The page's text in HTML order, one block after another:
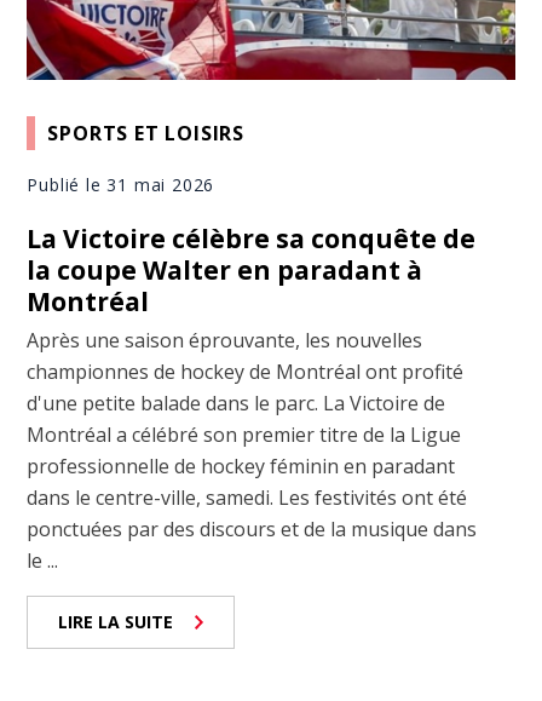
SPORTS ET LOISIRS
Publié le 31 mai 2026
La Victoire célèbre sa conquête de
la coupe Walter en paradant à
Montréal
Après une saison éprouvante, les nouvelles
championnes de hockey de Montréal ont profité
d'une petite balade dans le parc. La Victoire de
Montréal a célébré son premier titre de la Ligue
professionnelle de hockey féminin en paradant
dans le centre-ville, samedi. Les festivités ont été
ponctuées par des discours et de la musique dans
le ...
LIRE LA SUITE